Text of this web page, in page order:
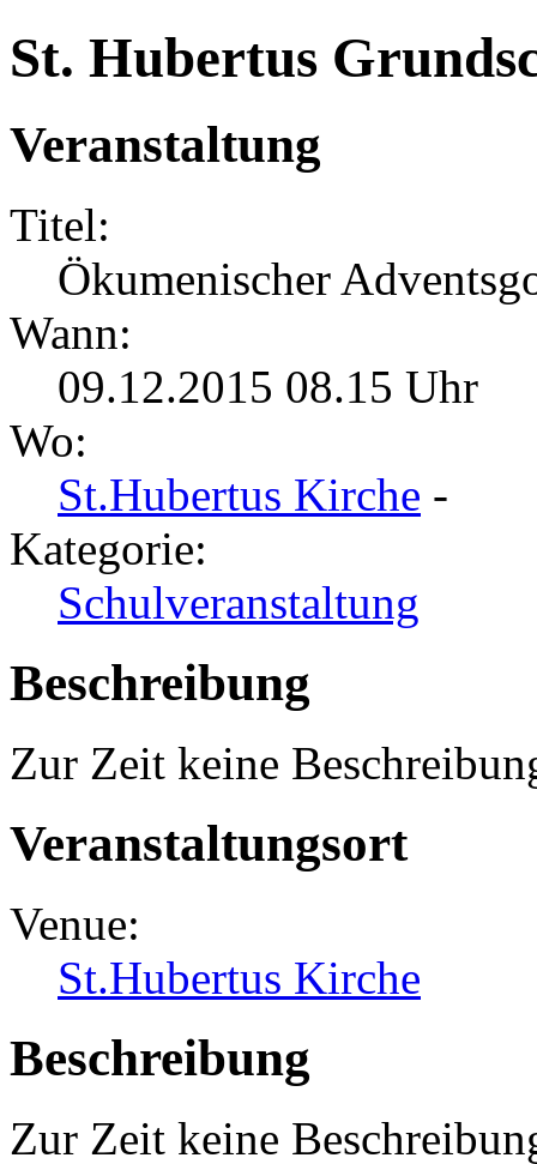
St. Hubertus
Veranstaltung
Titel:
Ökumenischer
Wann:
09.12.2015 08.15 Uhr
Wo:
St.Hubertus Kirche -
Kategorie:
Schulveranstaltung
Beschreibung
Zur Zeit keine
Veranstaltungsort
Venue:
St.Hubertus Kirche
Beschreibung
Zur Zeit keine